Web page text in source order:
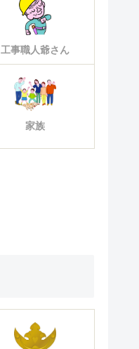
工事職人爺さん
家族